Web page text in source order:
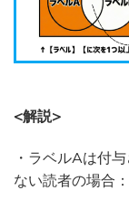
<解説>
・ラベルAは付
ない読者の場合：